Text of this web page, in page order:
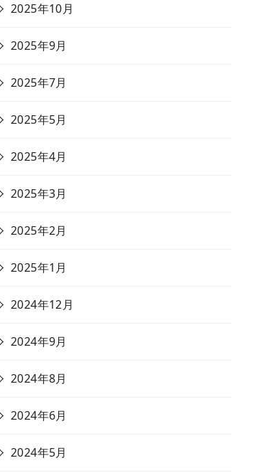
2025年10月
2025年9月
2025年7月
2025年5月
2025年4月
2025年3月
2025年2月
2025年1月
2024年12月
2024年9月
2024年8月
2024年6月
2024年5月